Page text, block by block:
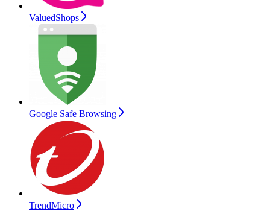
ValuedShops
Google Safe Browsing
TrendMicro